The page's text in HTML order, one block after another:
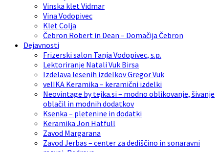
Vinska klet Vidmar
Vina Vodopivec
Klet Colja
Čebron Robert in Dean – Domačija Čebron
Dejavnosti
Frizerski salon Tanja Vodopivec, s.p.
Lektoriranje Natali Vuk Birsa
Izdelava lesenih izdelkov Gregor Vuk
velIKA Keramika – keramični izdelki
Neovintage by tejka.si – modno oblikovanje, šivanje
oblačil in modnih dodatkov
Ksenka – pletenine in dodatki
Keramika Jon Hatfull
Zavod Margarana
Zavod Jerbas – center za dediščino in sonaravni